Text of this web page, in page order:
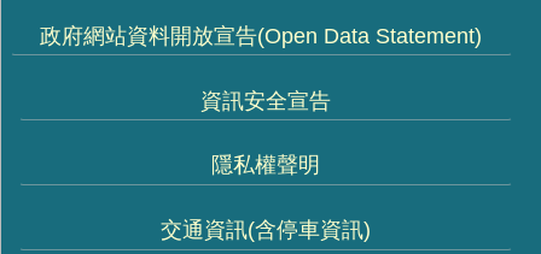
政府網站資料開放宣告(Open Data Statement)
資訊安全宣告
隱私權聲明
交通資訊(含停車資訊)